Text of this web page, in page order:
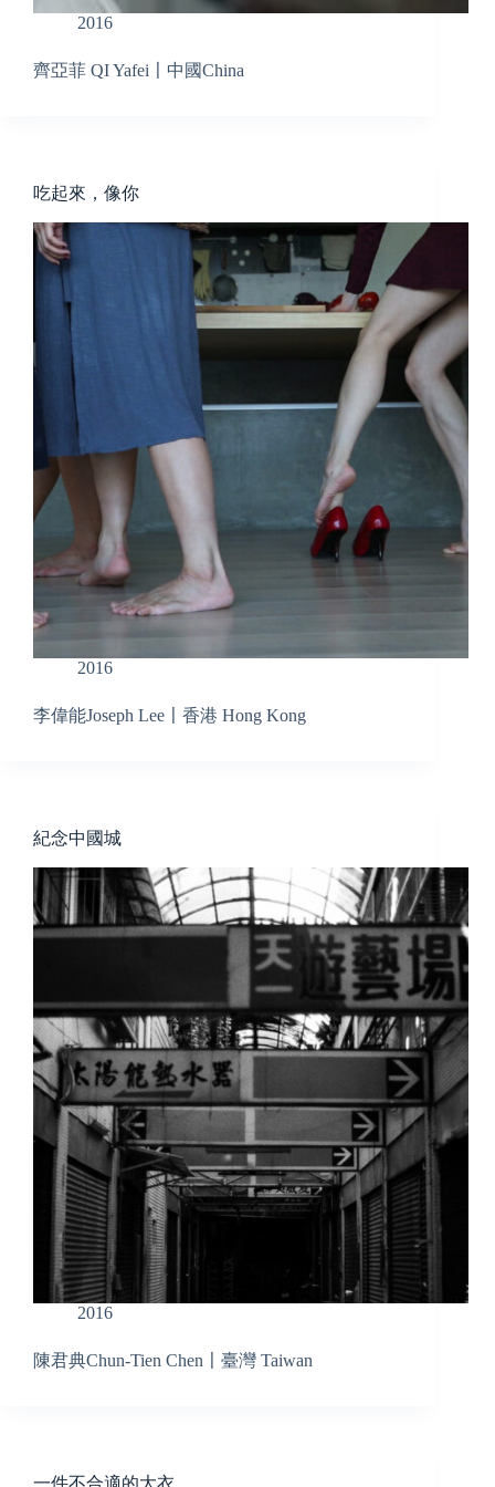
2016
齊亞菲 QI Yafei〡中國China
吃起來，像你
2016
李偉能Joseph Lee〡香港 Hong Kong
紀念中國城
2016
陳君典Chun-Tien Chen〡臺灣 Taiwan